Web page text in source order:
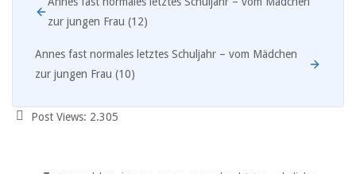
zur jungen Frau (12)
Annes fast normales letztes Schuljahr – vom Mädchen
zur jungen Frau (10)
Post Views: 2.305